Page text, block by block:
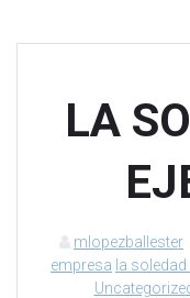
LA
mlopezballester
empresa la